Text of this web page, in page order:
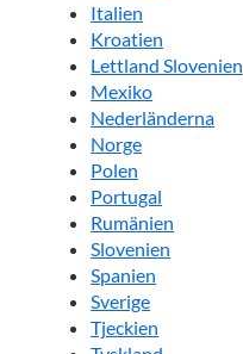
Italien
Kroatien
Lettland Slovenien
Mexiko
Nederländerna
Norge
Polen
Portugal
Rumänien
Slovenien
Spanien
Sverige
Tjeckien